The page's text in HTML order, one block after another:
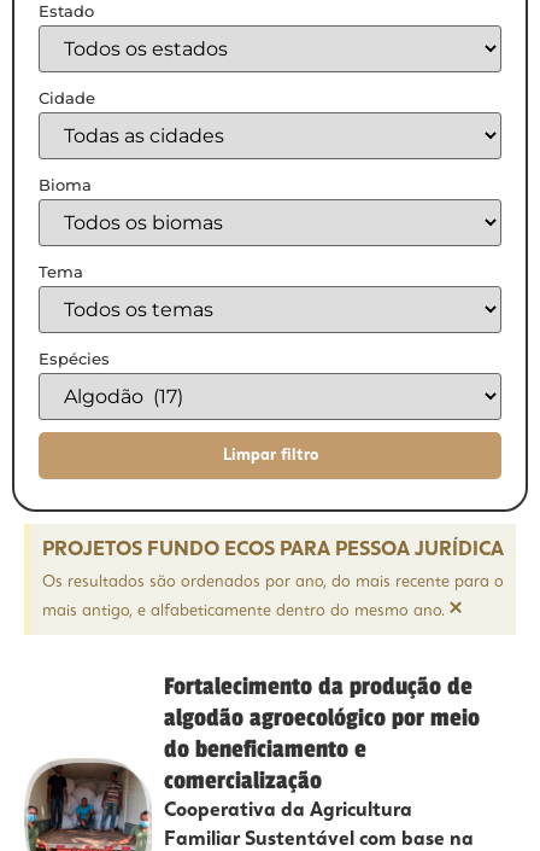
Estado
Cidade
Bioma
Tema
Espécies
PROJETOS FUNDO ECOS PARA PESSOA JURÍDICA
Os resultados são ordenados por ano, do mais recente para o
mais antigo, e alfabeticamente dentro do mesmo ano. ×
Fortalecimento da produção de
algodão agroecológico por meio
do beneficiamento e
comercialização
Cooperativa da Agricultura
Familiar Sustentável com base na